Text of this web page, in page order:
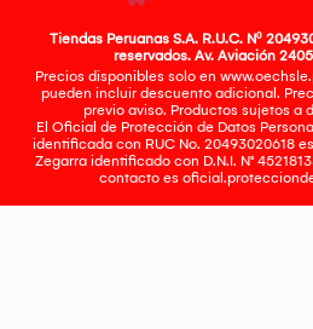
Tiendas Peruanas S.A. R.U.C. Nº
reservados. Av. Aviación
Precios disponibles solo en
pueden incluir descuento adicional.
previo aviso. Productos sujetos a
El Oficial de Protección de Datos
identificada con RUC No. 20493020618
Zegarra identificado con D.N.I. N°
contacto es